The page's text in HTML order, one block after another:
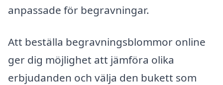
anpassade för begravningar.
Att beställa begravningsblommor online
ger dig möjlighet att jämföra olika
erbjudanden och välja den bukett som